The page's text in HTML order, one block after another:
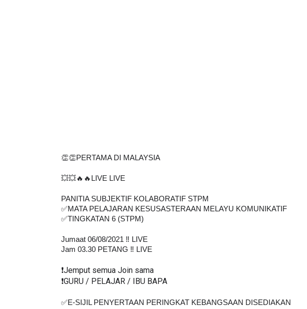
👏👏PERTAMA DI MALAYSIA
💥💥🔥🔥LIVE LIVE
PANITIA SUBJEKTIF KOLABORATIF STPM
✅MATA PELAJARAN KESUSASTERAAN MELAYU KOMUNIKATIF
✅TINGKATAN 6 (STPM)
Jumaat 06/08/2021 ‼️ LIVE
Jam 03.30 PETANG ‼️ LIVE
❗️Jemput semua Join sama
❗️GURU / PELAJAR / IBU BAPA
✅E-SIJIL PENYERTAAN PERINGKAT KEBANGSAAN DISEDIAKAN